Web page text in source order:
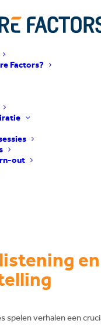
Factors?
out
en
spelen verhalen een